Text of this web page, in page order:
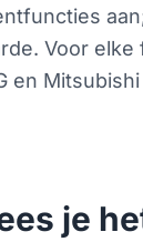
Voor
en
je